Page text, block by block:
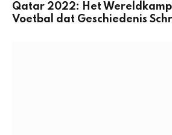
Qatar 2022: Het
Voetbal dat Geschiedenis